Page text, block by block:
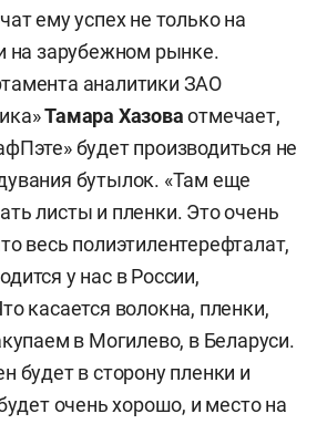
ему успех не только на
на зарубежном рынке.
аналитики ЗАО
Тамара Хазоваотмечает,
будет производиться не
бутылок. «Там еще
листы и пленки. Это очень
весь полиэтилентерефталат,
у нас в России,
касается волокна, пленки,
в Могилево, в Беларуси.
будет в сторону пленки и
очень хорошо, и место на